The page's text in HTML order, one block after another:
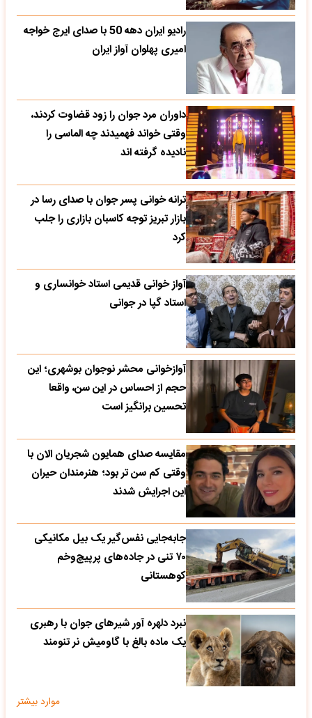
رادیو ایران دهه 50 با صدای ایرج خواجه
امیری پهلوان آواز ایران
داوران مرد جوان را زود قضاوت کردند،
وقتی خواند فهمیدند چه الماسی را
نادیده گرفته اند
ترانه خوانی پسر جوان با صدای رسا در
بازار تبریز توجه کاسبان بازاری را جلب
کرد
آواز خوانی قدیمی استاد خوانساری و
استاد گپا در جوانی
آوازخوانی محشر نوجوان بوشهری؛ این
حجم از احساس در این سن، واقعا
تحسین‌ برانگیز است
مقایسه صدای همایون شجریان الان با
وقتی کم سن تر بود؛ هنرمندان حیران
این اجرایش شدند
جابه‌جایی نفس‌گیر یک بیل مکانیکی
۷۰ تنی در جاده‌های پرپیچ‌وخم
کوهستانی
نبرد دلهره آور شیرهای جوان با رهبری
یک ماده بالغ با گاومیش نر تنومند
موارد بیشتر